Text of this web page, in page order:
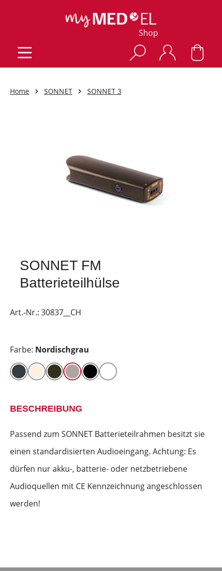
Shop
Home SONNET SONNET 3
SONNET FM
Batterieteilhülse
Art.-Nr.: 30837__CH
Farbe: Nordischgrau
BESCHREIBUNG
Passend zum SONNET Batterieteilrahmen besitzt sie
einen standardisierten Audioeingang. Achtung: Es
dürfen nur akku-, batterie- oder netzbetriebene
Audioquellen mit CE Kennzeichnung angeschlossen
werden!